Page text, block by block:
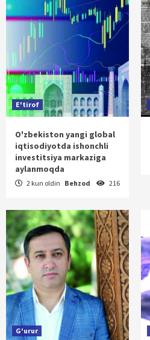
E'tirof
O'zbekiston yangi global
iqtisodiyotda ishonchli
investitsiya markaziga
aylanmoqda
2 kun oldin Behzod 216
G'urur